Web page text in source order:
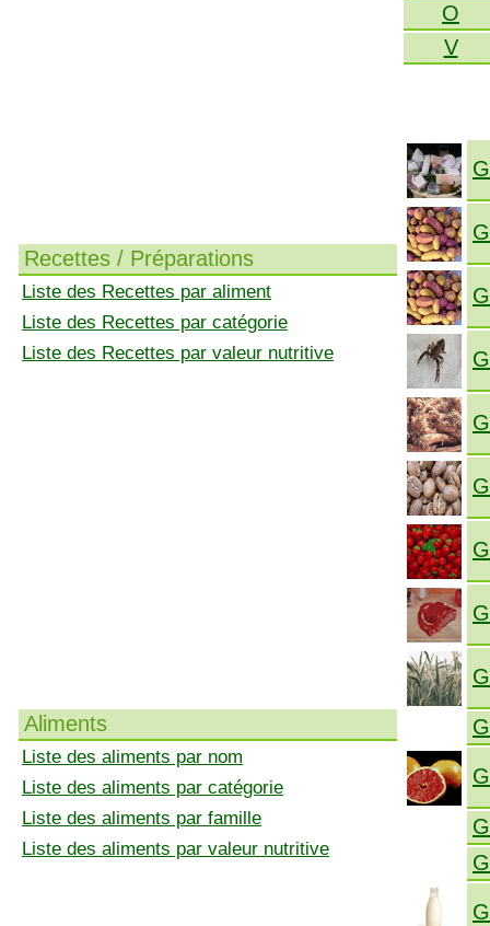
Recettes / Préparations
Liste des Recettes par aliment
Liste des Recettes par catégorie
Liste des Recettes par valeur nutritive
Aliments
Liste des aliments par nom
Liste des aliments par catégorie
Liste des aliments par famille
Liste des aliments par valeur nutritive
O
V